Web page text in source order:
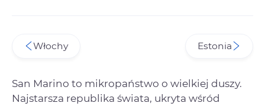
Włochy Estonia
San Marino to mikropaństwo o wielkiej duszy.
Najstarsza republika świata, ukryta wśród